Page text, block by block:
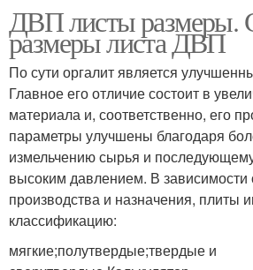
ДВП листы размеры.
размеры листа ДВП
По сути оргалит является
Главное его отличие состоит в
материала и, соответственно, его
параметры улучшены благодаря
измельчению сырья и
высоким давлением. В зависимости
производства и назначения,
классификацию:
мягкие;полутвердые;твердые и